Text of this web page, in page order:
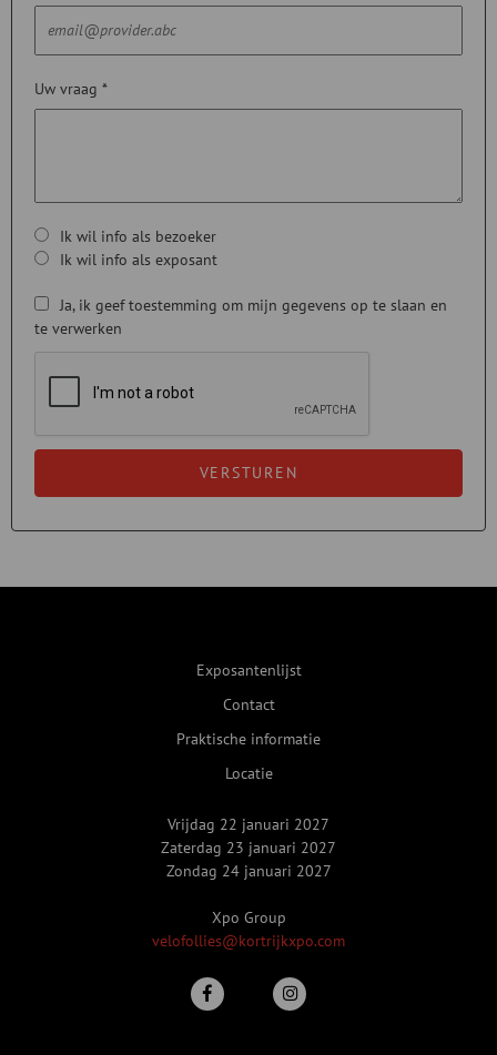
Uw vraag *
Ik wil info als bezoeker
Ik wil info als exposant
Ja, ik geef toestemming om mijn gegevens op te slaan en
te verwerken
VERSTUREN
Exposantenlijst
Contact
Praktische informatie
Locatie
Vrijdag 22 januari 2027
Zaterdag 23 januari 2027
Zondag 24 januari 2027
Xpo Group
velofollies@kortrijkxpo.com